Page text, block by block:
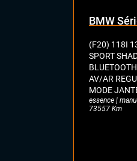
BMW
(F20) 118I
SPORT
AV/AR
MODE
essence |
73557 Km